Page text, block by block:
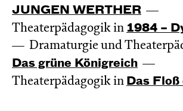
JUNGEN WERTHER
Theaterpädagogik in 1984 –
Dramaturgie und
Das grüne König­reich
Theaterpädagogik in Das